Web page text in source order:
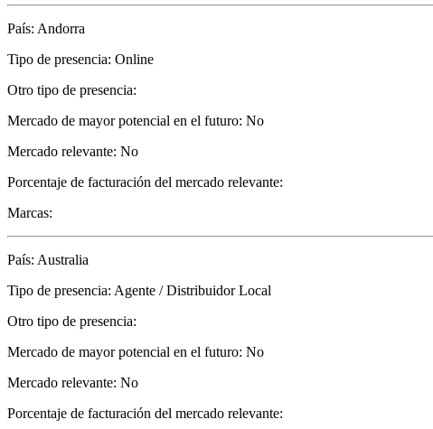
País: Andorra
Tipo de presencia: Online
Otro tipo de presencia:
Mercado de mayor potencial en el futuro: No
Mercado relevante: No
Porcentaje de facturación del mercado relevante:
Marcas:
País: Australia
Tipo de presencia: Agente / Distribuidor Local
Otro tipo de presencia:
Mercado de mayor potencial en el futuro: No
Mercado relevante: No
Porcentaje de facturación del mercado relevante: